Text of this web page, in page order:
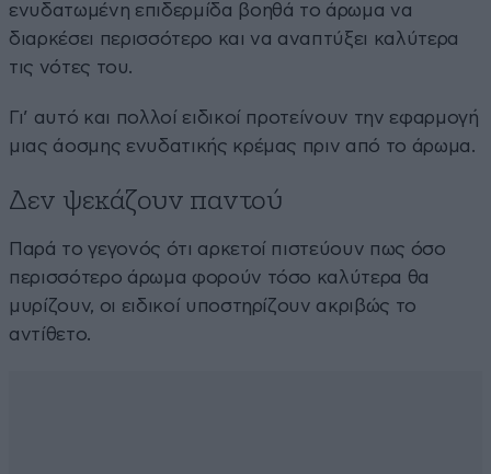
ενυδατωμένη επιδερμίδα βοηθά το άρωμα να
διαρκέσει περισσότερο και να αναπτύξει καλύτερα
τις νότες του.
Γι’ αυτό και πολλοί ειδικοί προτείνουν την εφαρμογή
μιας άοσμης ενυδατικής κρέμας πριν από το άρωμα.
Δεν ψεκάζουν παντού
Παρά το γεγονός ότι αρκετοί πιστεύουν πως όσο
περισσότερο άρωμα φορούν τόσο καλύτερα θα
μυρίζουν, οι ειδικοί υποστηρίζουν ακριβώς το
αντίθετο.